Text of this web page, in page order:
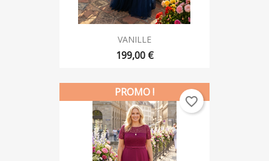
VANILLE
199,00 €
PROMO !
favorite_border